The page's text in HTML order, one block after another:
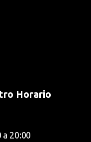
Horario
a 20:00